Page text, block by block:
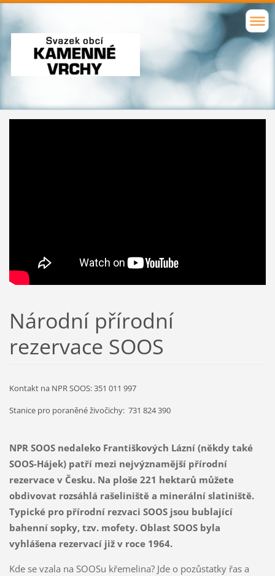
Národní přírodní
rezervace SOOS
Kontakt na NPR SOOS: 351 011 997
Stanice pro poraněné živočichy: 731 824 390
NPR SOOS nedaleko Františkových Lázní (někdy také
SOOS-Hájek) patří mezi nejvýznamější přírodní
rezervace v Česku. Na ploše 221 hektarů můžete
obdivovat rozsáhlá rašeliniště a minerální slatiniště.
Typické pro přírodní rezvaci SOOS jsou bublající
bahenní sopky, tzv. mofety. Oblast SOOS byla
vyhlášena rezervací již v roce 1964.
Kde se vzala na SOOSu křemelina? Jde o pozůstatky řas a